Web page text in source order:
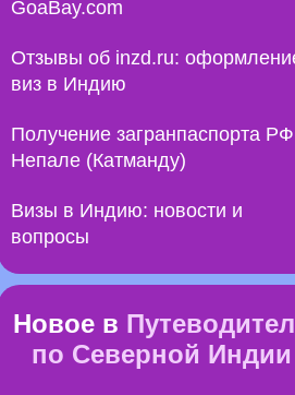
GoaBay.com
Отзывы об inzd.ru:
виз в Индию
Получение загранпаспорта
Непале (Катманду)
Визы в Индию: новости и
вопросы
Новое в
по Северной Индии